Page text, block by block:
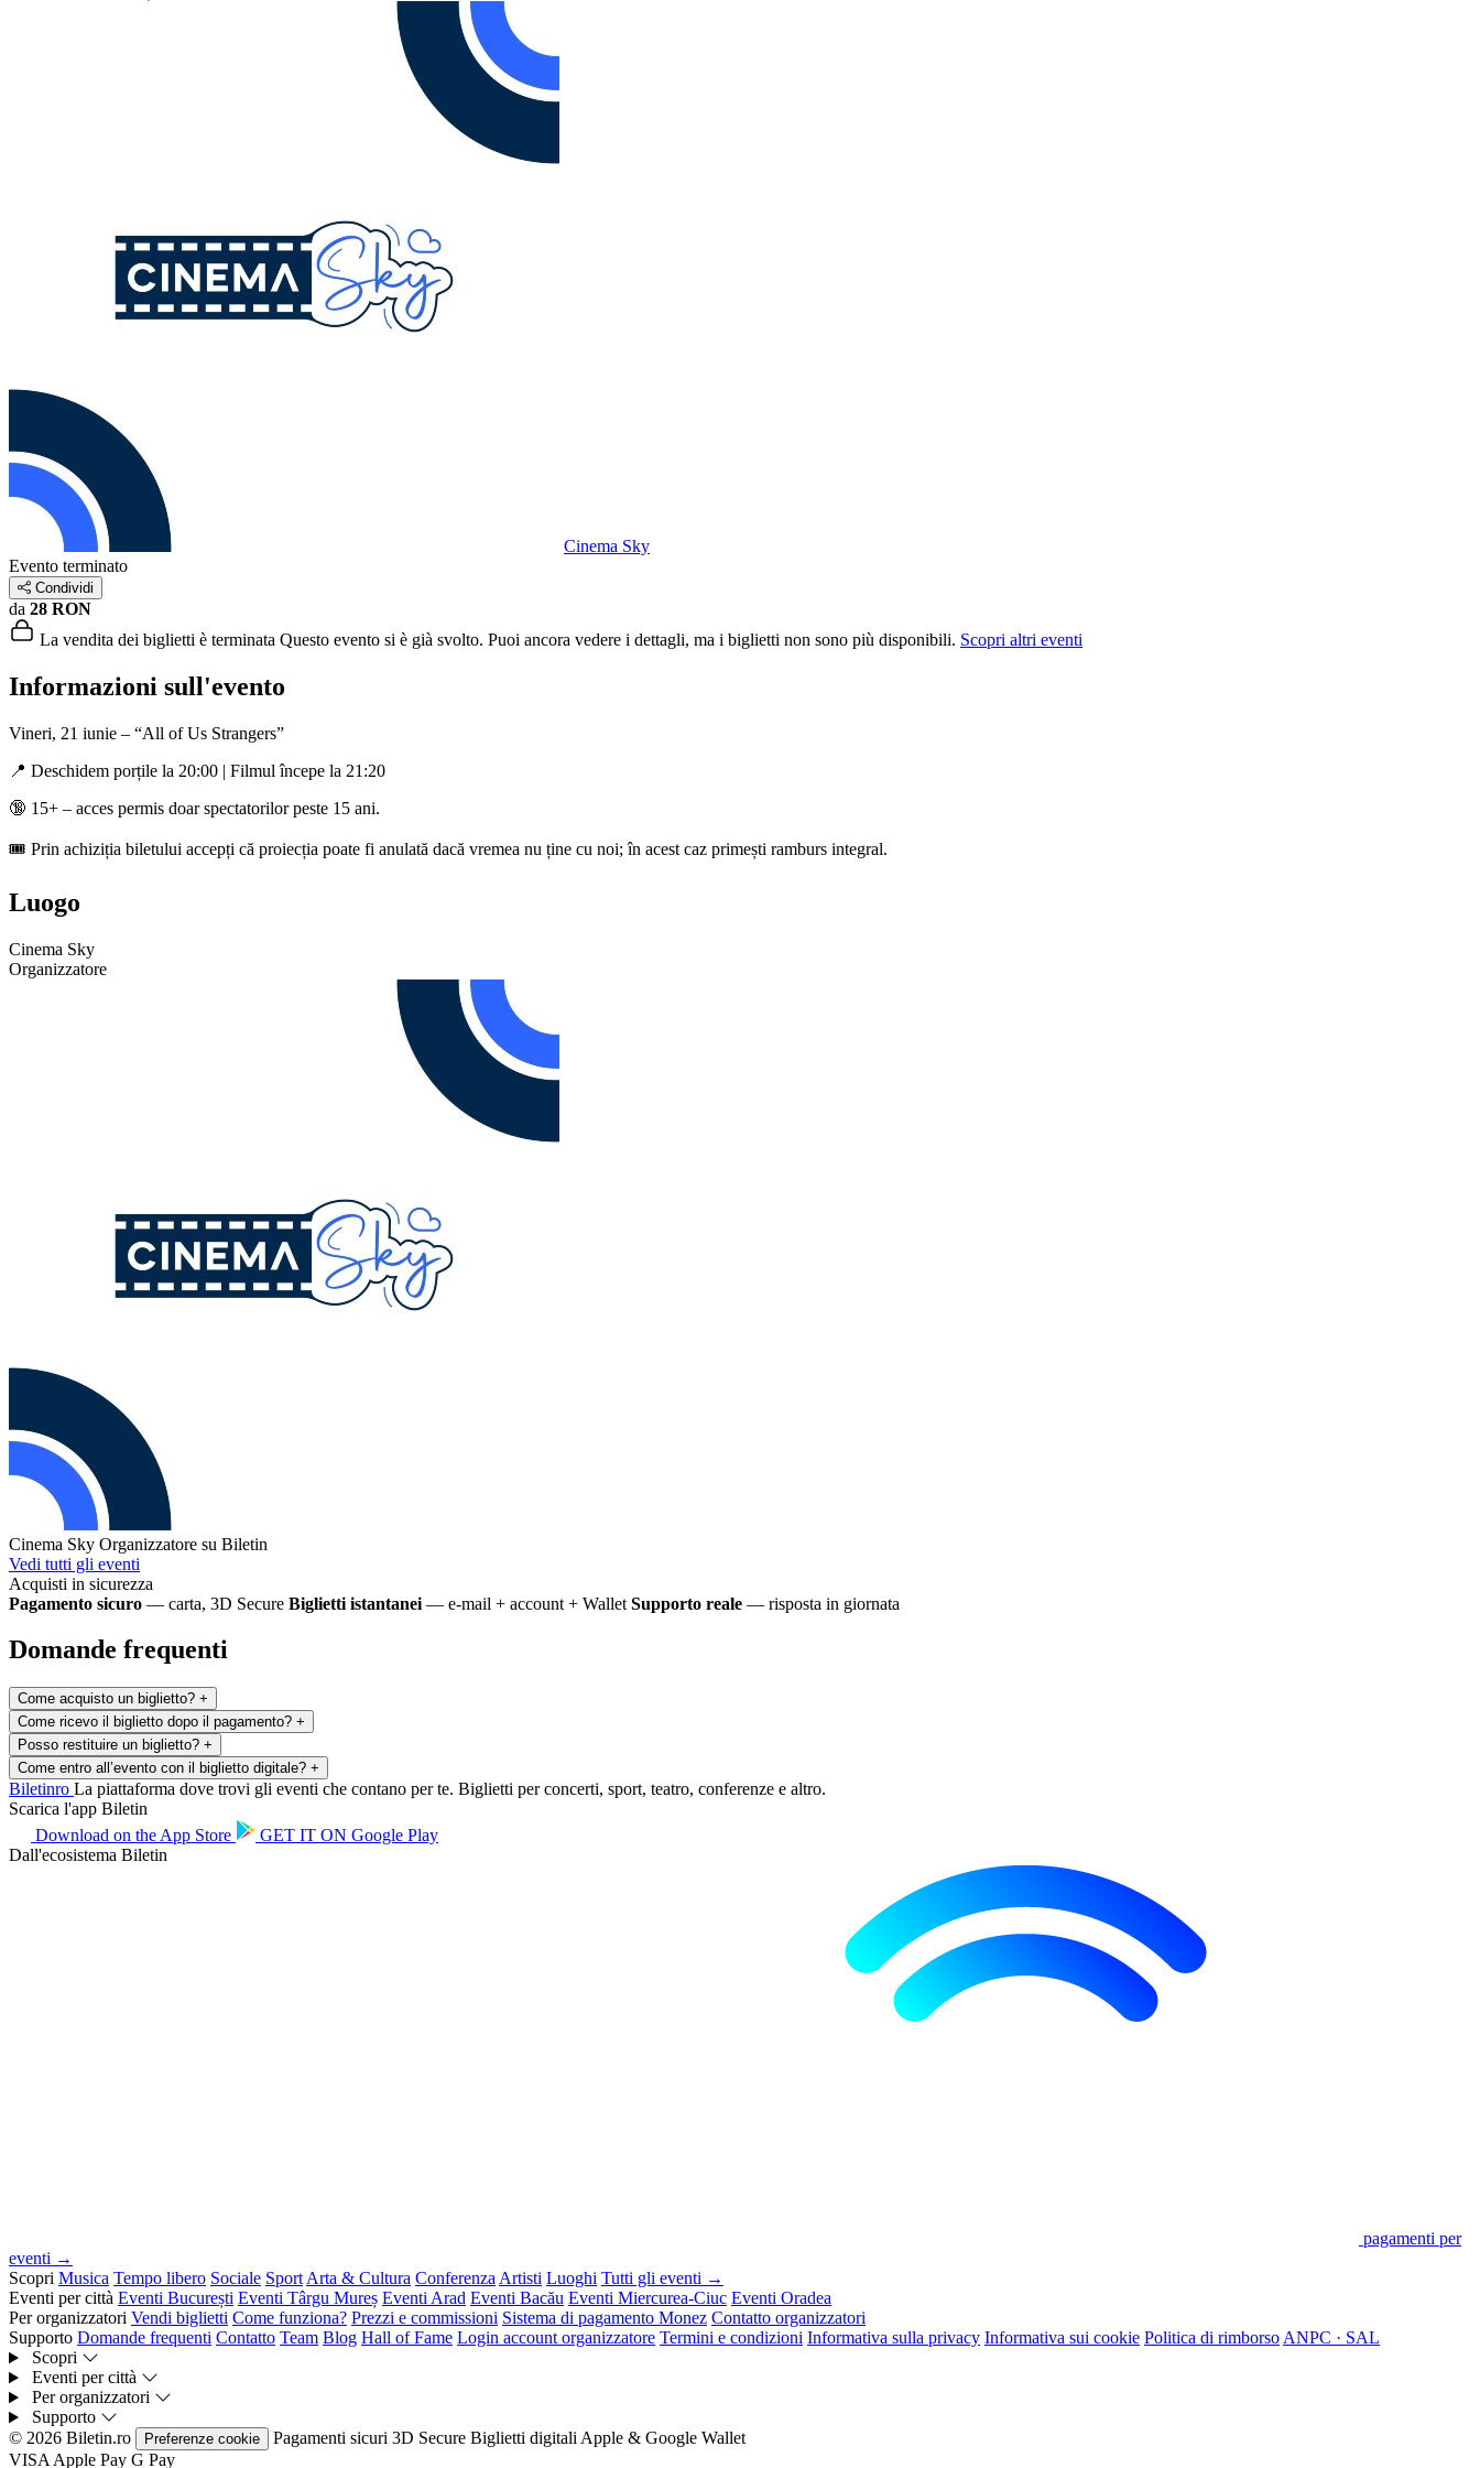
Cinema Sky
Evento terminato
Condividi
da 28 RON
La vendita dei biglietti è terminata Questo evento si è già svolto. Puoi ancora vedere i dettagli, ma i biglietti non sono più disponibili. Scopri altri eventi
Informazioni sull'evento
Vineri, 21 iunie – “All of Us Strangers”
📍 Deschidem porțile la 20:00 | Filmul începe la 21:20
🔞 15+ – acces permis doar spectatorilor peste 15 ani.
🎟️ Prin achiziția biletului accepți că proiecția poate fi anulată dacă vremea nu ține cu noi; în acest caz primești ramburs integral.
Luogo
Cinema Sky
Organizzatore
Cinema Sky Organizzatore su Biletin
Vedi tutti gli eventi
Acquisti in sicurezza
Pagamento sicuro — carta, 3D Secure Biglietti istantanei — e-mail + account + Wallet Supporto reale — risposta in giornata
Domande frequenti
Come acquisto un biglietto? +
Come ricevo il biglietto dopo il pagamento? +
Posso restituire un biglietto? +
Come entro all’evento con il biglietto digitale? +
Biletinro La piattaforma dove trovi gli eventi che contano per te. Biglietti per concerti, sport, teatro, conferenze e altro.
Scarica l'app Biletin
Download on the App Store GET IT ON Google Play
Dall'ecosistema Biletin
pagamenti per
eventi →
Scopri Musica Tempo libero Sociale Sport Arta & Cultura Conferenza Artisti Luoghi Tutti gli eventi →
Eventi per città Eventi București Eventi Târgu Mureș Eventi Arad Eventi Bacău Eventi Miercurea-Ciuc Eventi Oradea
Per organizzatori Vendi biglietti Come funziona? Prezzi e commissioni Sistema di pagamento Monez Contatto organizzatori
Supporto Domande frequenti Contatto Team Blog Hall of Fame Login account organizzatore Termini e condizioni Informativa sulla privacy Informativa sui cookie Politica di rimborso ANPC · SAL
Scopri
Eventi per città
Per organizzatori
Supporto
© 2026 Biletin.ro
Preferenze cookie Pagamenti sicuri 3D Secure Biglietti digitali Apple & Google Wallet
VISA Apple Pay G Pay